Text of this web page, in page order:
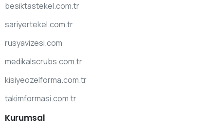
besiktastekel.com.tr
sariyertekel.com.tr
rusyavizesi.com
medikalscrubs.com.tr
kisiyeozelforma.com.tr
takimformasi.com.tr
Kurumsal